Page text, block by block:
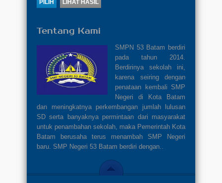
Tentang Kami
SMPN 53 Batam berdiri
pada tahun 2014.
Berdirinya sekolah ini,
karena seiring dengan
penataan kembali SMP
Negeri di Kota Batam
dan meningkatnya perkembangan jumlah lulusan
SD serta banyaknya permintaan dari masyarakat
untuk penambahan sekolah, maka Pemerintah Kota
Batam berusaha terus menambah SMP Negeri
baru. SMP Negeri 53 Batam berdiri dengan..